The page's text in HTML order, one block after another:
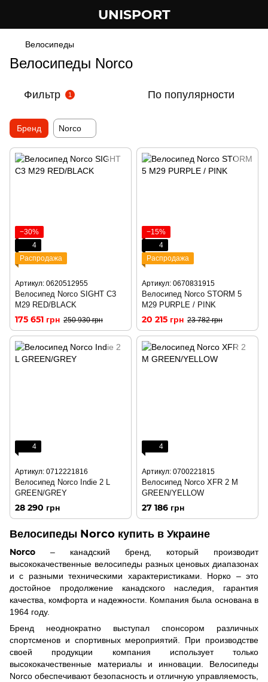
UNISPORT
Велосипеды
Велосипеды Norco
Фильтр 1 По популярности
Бренд Norco
−30%
4
Распродажа
Артикул: 0620512955
Велосипед Norco SIGHT C3
M29 RED/BLACK
175 651 грн 250 930 грн
−15%
4
Распродажа
Артикул: 0670831915
Велосипед Norco STORM 5
М29 PURPLE / PINK
20 215 грн 23 782 грн
4
Артикул: 0712221816
Велосипед Norco Indie 2 L
GREEN/GREY
28 290 грн
4
Артикул: 0700221815
Велосипед Norco XFR 2 M
GREEN/YELLOW
27 186 грн
Велосипеды Norco купить в Украине
Norco – канадский бренд, который производит
высококачественные велосипеды разных ценовых диапазонах
и с разными техническими характеристиками. Норко – это
достойное продолжение канадского наследия, гарантия
качества, комфорта и надежности. Компания была основана в
1964 году.
Бренд неоднократно выступал спонсором различных
спортсменов и спортивных мероприятий. При производстве
своей продукции компания использует только
высококачественные материалы и инновации. Велосипеды
Norco обеспечивают безопасность и отличную управляемость,